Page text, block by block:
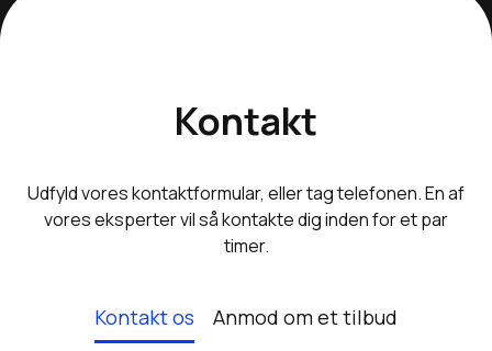
Kontakt
Udfyld vores kontaktformular, eller tag telefonen. En af
vores eksperter vil så kontakte dig inden for et par
timer.
Kontakt os Anmod om et tilbud